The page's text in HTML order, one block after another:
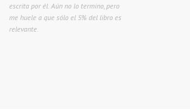
escrita por él. Aún no lo termino, pero
me huele a que sólo el 5% del libro es
relevante.